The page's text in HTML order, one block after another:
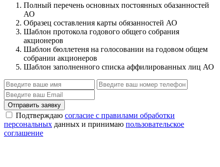
Полный перечень основных постоянных обазанностей
АО
Образец составления карты обязанностей АО
Шаблон протокола годового общего собрания
акционеров
Шаблон бюллетеня на голосовании на годовом общем
собрании акционеров
Шаблон заполненного списка аффилированных лиц АО
Отправить заявку
Подтверждаю согласие с правилами обработки
персональных данных и принимаю пользовательское
соглашение